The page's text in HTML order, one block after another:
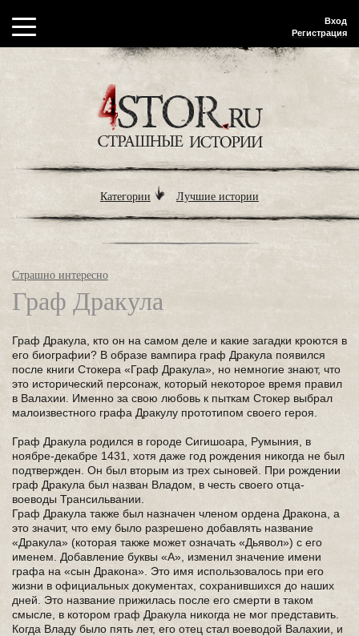
Вход
Регистрация
Категории Лучшие истории
Страшно интересно
Граф Дракула
Граф Дракула, кто он на самом деле и какие загадки кроются в
его биографии? В образе вампира граф Дракула появился
после книги Стокера «Граф Дракула», но немногие знают, что
это исторический персонаж, который некоторое время правил
в Валахии. Именно за свою любовь к пыткам Стокер выбрал
малоизвестного графа Дракулу прототипом своего героя.
Граф Дракула родился в городе Сигишоара, Румыния, в
ноябре-декабре 1431, хотя даже год рождения никогда не был
подтвержден. Он был вторым из трех сыновей. При рождении
граф Дракула был назван Владом, в честь своего отца-
воеводы Трансильвании.
Граф Дракула также был назначен членом ордена Дракона, а
это значит, что ему было разрешено добавлять название
«Дракула» (которая также может означать «Дьявол») с его
именем. Добавление буквы «А», изменил значение имени
графа на «сын Дракона». Это имя использовалось при его
жизни в официальных документах, сохранившихся до наших
дней. Это название прижилась после его смерти в таком
смысле, в котором граф Дракула никогда не мог представить.
Когда Владу было пять лет, его отец стал воеводой Валахии, и